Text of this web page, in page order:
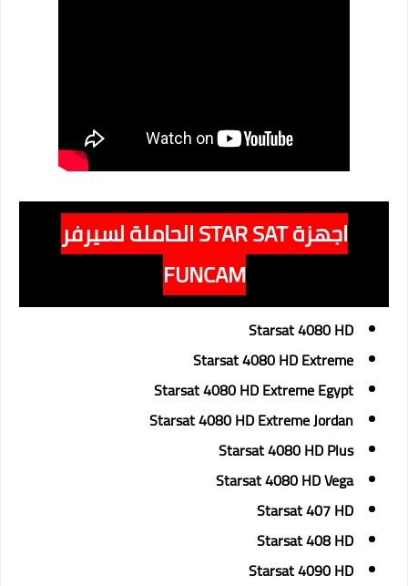
اجهزة STAR SAT الحاملة لسيرفر
FUNCAM
Starsat 4080 HD
Starsat 4080 HD Extreme
Starsat 4080 HD Extreme Egypt
Starsat 4080 HD Extreme Jordan
Starsat 4080 HD Plus
Starsat 4080 HD Vega
Starsat 407 HD
Starsat 408 HD
Starsat 4090 HD